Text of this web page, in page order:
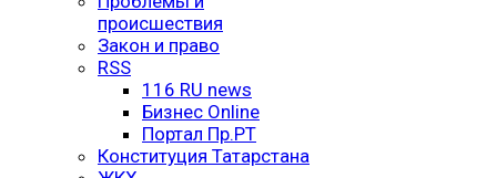
происшествия
Закон и право
RSS
116 RU news
Бизнес Online
Портал Пр.РТ
Конституция Татарстана